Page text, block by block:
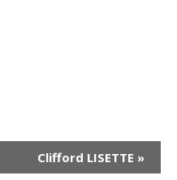
Clifford LISETTE »